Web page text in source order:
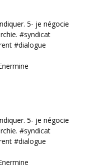
5- je négocie
#syndicat
#dialogue
5- je négocie
#syndicat
#dialogue